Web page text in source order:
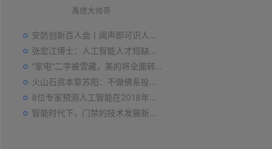
禹煊大帅哥
安防创新百人会丨闻声即可识人，虚拟诈骗的克星——声纹识别
张宏江博士：人工智能人才短缺是世界性问题
“家电”二字被雪藏，美的将全面转型智能制造？
火山石资本章苏阳：不做佛系投资人，为企业价值战斗到底
8位专家预测人工智能在2018年对我们的影响
智能时代下，门禁的技术发展新趋势